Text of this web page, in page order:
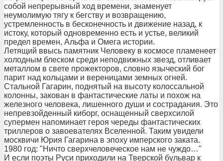
собой непрерывный ход времени, знаменует
неумолимую тягу к бегству и возвращению,
устремленность в бесконечность и движение назад, к
истоку, который одновременно есть и устье, великий
предел времен, Альфа и Омега истории.
Летящий ввысь памятник Человеку в космосе пламенеет
холодным блеском среди неподвижных звезд, отливает
металлом в свете прожекторов, словно языческий бог
парит над кольцами и вереницами земных огней.
Стальной Гагарин, поднятый на высоту колоссальной
колонны, закован в фантастические латы и похож на
железного человека, лишенного души и сострадания. Это
непревзойденный киборг, оснащенный сверхсилой
супермен напоминает героя череды фантастических
триллеров о завоевателях Вселенной. Таким увидели
москвичи Юрия Гагарина в эпоху имперского заката.
1980 год: "Ничто сверхчеловеческое нам не чуждо…"
И если поэты Руси приходили на Тверской бульвар к